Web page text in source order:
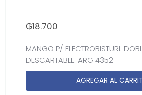
₲18.700
MANGO P/ ELECTROBISTURI.
DESCARTABLE. ARG 4352
AGREGAR AL